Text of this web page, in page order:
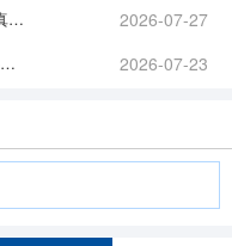
再投3亿美元美国建厂！百济是被迫还是真香？ 2026-07-27
中国人寿财险与中国医药工业信息中心共同发布创新药全生命周期风险保障模型 2026-07-23